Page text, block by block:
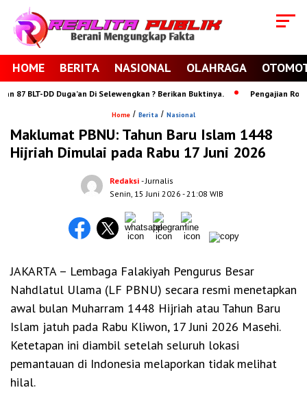
HOME BERITA NASIONAL OLAHRAGA
BLT-DD Duga’an Di Selewengkan ? Berikan Buktinya. Pengajian
Home / Berita / Nasional
Maklumat PBNU: Tahun Baru Islam 1448
Hijriah Dimulai pada Rabu 17 Juni 2026
Redaksi - Jurnalis
Senin, 15 Juni 2026 - 21:08 WIB
JAKARTA – Lembaga Falakiyah Pengurus Besar
Nahdlatul Ulama (LF PBNU) secara resmi menetapkan
awal bulan Muharram 1448 Hijriah atau Tahun Baru
Islam jatuh pada Rabu Kliwon, 17 Juni 2026 Masehi.
Ketetapan ini diambil setelah seluruh lokasi
pemantauan di Indonesia melaporkan tidak melihat
hilal.